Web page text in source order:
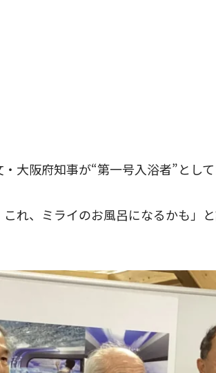
大阪府知事が“第一号入浴者”とし
これ、ミライのお風呂になるかも」